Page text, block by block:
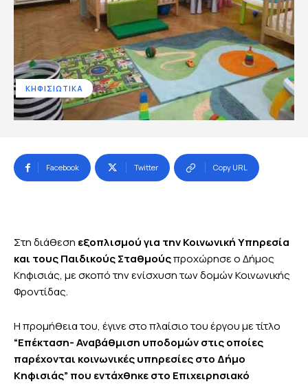
ΚΗΦΙΣΙΩΤΙΚΑ
Facebook Twitter Copy URL
Στη διάθεση εξοπλισμού για την Κοινωνική Υπηρεσία
και τους Παιδικούς Σταθμούςπροχώρησε ο Δήμος
Κηφισιάς, με σκοπό την ενίσχυση των δομών Κοινωνικής
Φροντίδας.
Η προμήθεια του, έγινε στο πλαίσιο του έργου με τίτλο
“Επέκταση- Αναβάθμιση υποδομών στις οποίες
παρέχονται κοινωνικές υπηρεσίες στο Δήμο
Κηφισιάς” που εντάχθηκε στο Επιχειρησιακό